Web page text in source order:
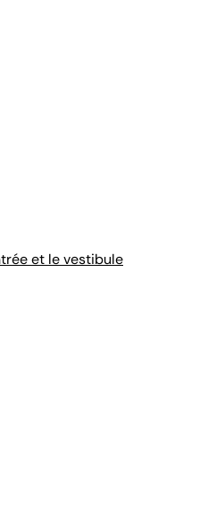
et le vestibule